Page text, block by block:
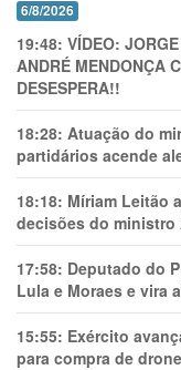
6/8/2026
19:48: VÍDEO:
ANDRÉ MENDONÇA
DESESPERA!!
18:28: Atuação do
partidários acende
18:18: Míriam Leitão
decisões do ministro
17:58: Deputado do
Lula e Moraes e vira
15:55: Exército
para compra de